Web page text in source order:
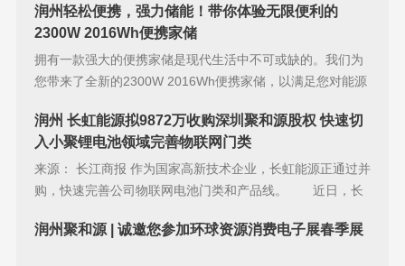
润州轻松便携，强力储能！带你体验无限便利的
2300W 2016Wh便携家储
拥有一款强大的便携家储是现代生活中不可或缺的。我们为
您带来了全新的2300W 2016Wh便携家储，以满足您对能源
润州 长虹能源拟9872万收购深圳聚和源股权 快速切
入小聚锂电池领域完善物联网门类
来源： 长江商报 作为国家高新技术企业，长虹能源正通过并
购，快速完善公司物联网电池门类和产品线。 近日，长
润州聚和源 | 诚邀您参加环球资源消费电子展春季展